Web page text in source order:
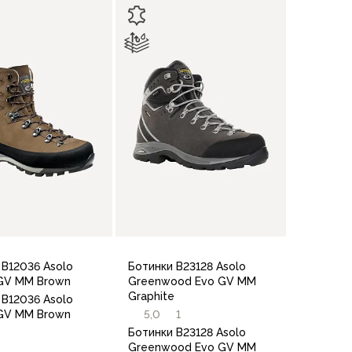
Asolo
MM Brown
Asolo
MM Brown
Ботинки B23128 Asolo
Greenwood Evo GV MM
Graphite
5,0
1
Ботинки B23128 Asolo
Greenwood Evo GV MM